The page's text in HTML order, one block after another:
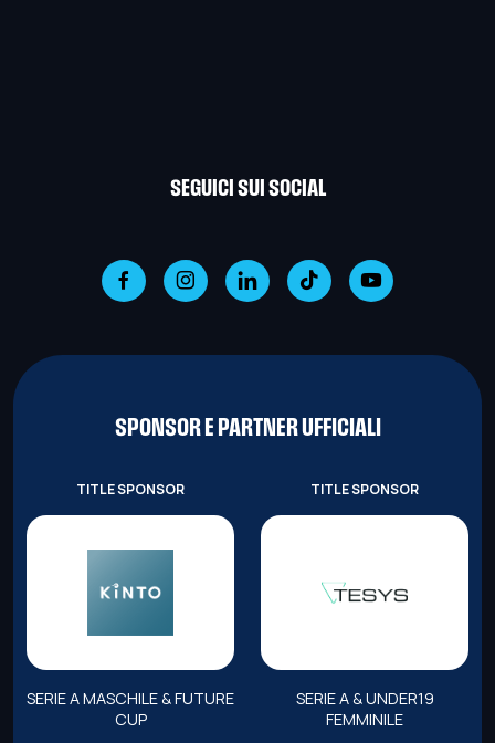
SEGUICI SUI SOCIAL
SPONSOR E PARTNER UFFICIALI
TITLE SPONSOR
SERIE A MASCHILE & FUTURE
CUP
TITLE SPONSOR
SERIE A & UNDER19
FEMMINILE